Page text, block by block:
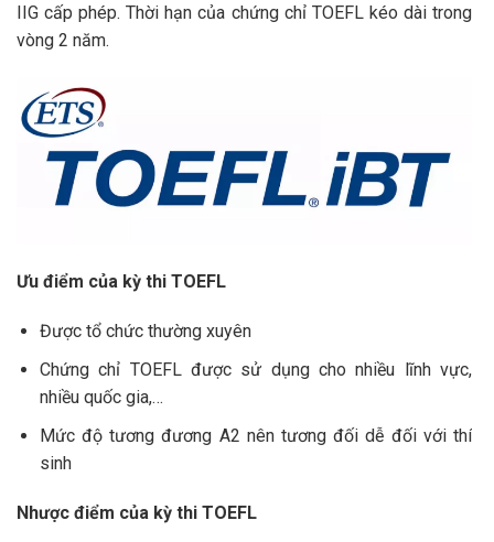
IIG cấp phép. Thời hạn của chứng chỉ TOEFL kéo dài trong
vòng 2 năm.
Ưu điểm của kỳ thi TOEFL
Được tổ chức thường xuyên
Chứng chỉ TOEFL được sử dụng cho nhiều lĩnh vực,
nhiều quốc gia,…
Mức độ tương đương A2 nên tương đối dễ đối với thí
sinh
Nhược điểm của kỳ thi TOEFL